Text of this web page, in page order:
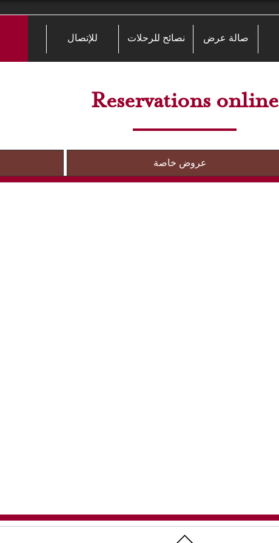
صالة عرض نصائح للرحلات للإتصال
Reservations online
عروض خاصة